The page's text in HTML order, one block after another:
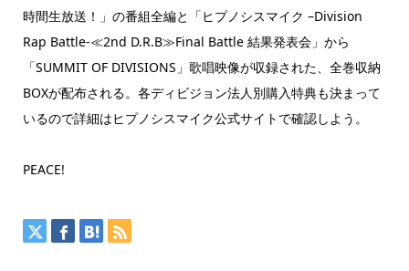
時間生放送！」の番組全編と「ヒプノシスマイク –Division
Rap Battle-≪2nd D.R.B≫Final Battle 結果発表会」から
「SUMMIT OF DIVISIONS」歌唱映像が収録された、全巻収納
BOXが配布される。各ディビジョン法人別購入特典も決まって
いるので詳細はヒプノシスマイク公式サイトで確認しよう。
PEACE!